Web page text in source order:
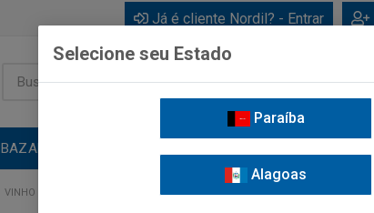
Já é cliente Nordil? - Entrar
BAZAR
VINHO FINO TINTO SUAVE VILLA CAMPESTRE 750ML
Selecione seu Estado
Paraíba
Alagoas